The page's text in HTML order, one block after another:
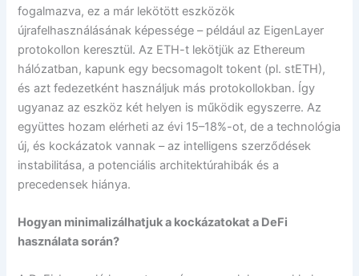
fogalmazva, ez a már lekötött eszközök
újrafelhasználásának képessége – például az EigenLayer
protokollon keresztül. Az ETH-t lekötjük az Ethereum
hálózatban, kapunk egy becsomagolt tokent (pl. stETH),
és azt fedezetként használjuk más protokollokban. Így
ugyanaz az eszköz két helyen is működik egyszerre. Az
együttes hozam elérheti az évi 15–18%-ot, de a technológia
új, és kockázatok vannak – az intelligens szerződések
instabilitása, a potenciális architektúrahibák és a
precedensek hiánya.
Hogyan minimalizálhatjuk a kockázatokat a DeFi
használata során?